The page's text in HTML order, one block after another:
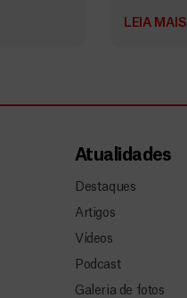
LEIA MAIS
Atualidades
Destaques
Artigos
Vídeos
Podcast
Galeria de fotos